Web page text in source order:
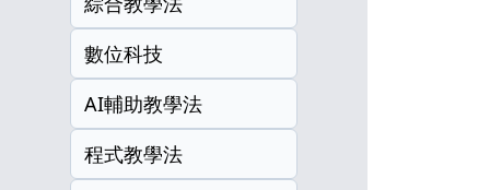
數位科技
AI輔助教學法
程式教學法